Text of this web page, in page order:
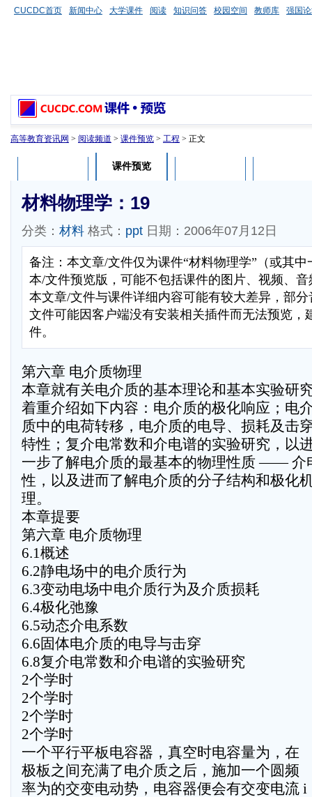
CUCDC首页 新闻中心 大学课件 阅读 知识问答 校园空间 教师库 强国
高等教育资讯网 > 阅读频道 > 课件预览 > 工程 > 正文
课件预览
材料物理学：19
分类： 材料 格式： ppt 日期：2006年07月12日
备注：本文章/文件仅为课件“材料物理学”（或其
本/文件预览版，可能不包括课件的图片、视频、
本文章/文件与课件详细内容可能有较大差异，部
文件可能因客户端没有安装相关插件而无法预览，
件。
第六章 电介质物理
本章就有关电介质的基本理论和基本实验研
着重介绍如下内容：电介质的极化响应；电
质中的电荷转移，电介质的电导、损耗及击
特性；复介电常数和介电谱的实验研究，以
一步了解电介质的最基本的物理性质 —— 介
性，以及进而了解电介质的分子结构和极化
理。
本章提要
第六章 电介质物理
6.1概述
6.2静电场中的电介质行为
6.3变动电场中电介质行为及介质损耗
6.4极化弛豫
6.5动态介电系数
6.6固体电介质的电导与击穿
6.8复介电常数和介电谱的实验研究
2个学时
2个学时
2个学时
2个学时
一个平行平板电容器，真空时电容量为，在
极板之间充满了电介质之后，施加一个圆频
率为的交变电动势，电容器便会有交变电流 i